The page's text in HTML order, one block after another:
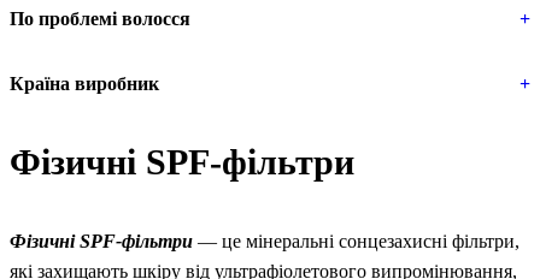
По проблемі волосся +
Країна виробник +
Фізичні SPF-фільтри
Фізичні SPF-фільтри — це мінеральні сонцезахисні фільтри,
які захищають шкіру від ультрафіолетового випромінювання,